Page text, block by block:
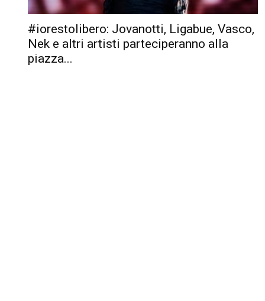
#iorestolibero: Jovanotti, Ligabue, Vasco,
Nek e altri artisti parteciperanno alla
piazza...